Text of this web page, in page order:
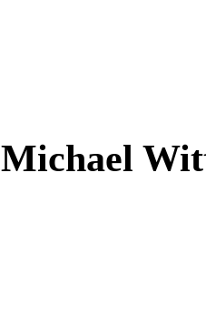
Michael